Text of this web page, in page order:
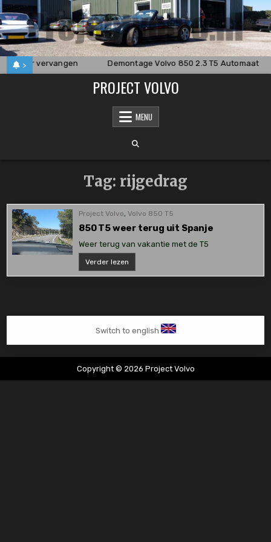
Skip
to
content
> vervangen Demontage Volvo 850 2.3 T5 Automaat
PROJECT VOLVO
MENU
Tag: rijgedrag
Project Volvo,Volvo 850 T5
850 T5 weer terug uit Spanje
Weer terug van vakantie met de T5
Verder lezen
T5
weer
Switch to english
Copyright © 2026 Project Volvo